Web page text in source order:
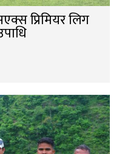
प्रिमियर लिग